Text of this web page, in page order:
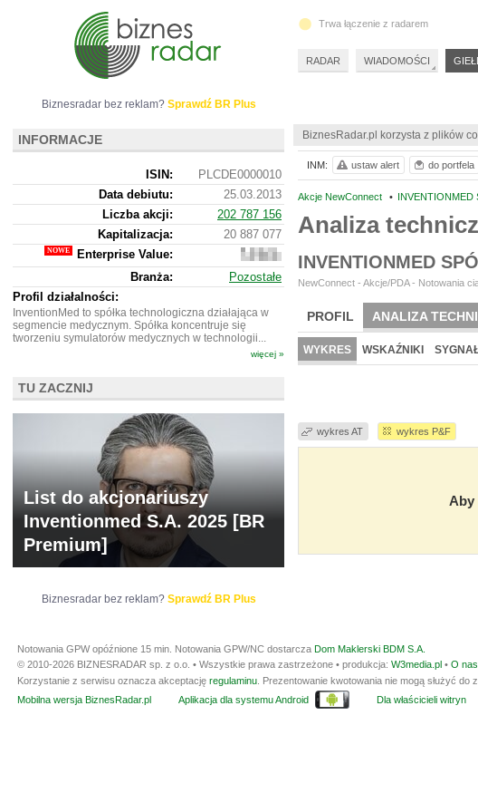
BiznesRadar.pl korzysta z plików
Akcje NewConnect • INVENTIONMED
Analiza
INVENTIONMED
NewConnect - Akcje/PDA - Notowania
PROFIL ANALIZA
WYKRES WSKAŹNIKI
wykres AT wykres P&F
Aby
INM: ustaw alert do portfela
Biznesradar bez reklam? Sprawdź BR Plus
INFORMACJE
ISIN:
PLCDE0000010
Data debiutu:
25.03.2013
Liczba akcji:
202 787 156
Kapitalizacja:
20 887 077
Enterprise Value:
20
840
077
Branża:
Pozostałe
Profil działalności:
InventionMed to spółka technologiczna działająca w
segmencie medycznym. Spółka koncentruje się
tworzeniu symulatorów medycznych w technologii...
więcej »
TU ZACZNIJ
List do akcjonariuszy
Inventionmed S.A. 2025 [BR
Premium]
Biznesradar bez reklam? Sprawdź BR Plus
Trwa łączenie z radarem
RADAR WIADOMOŚCI
Notowania GPW opóźnione 15 min. Notowania GPW/NC dostarcza Dom Maklerski BDM S.A.
© 2010-2026 BIZNESRADAR sp. z o.o. • Wszystkie prawa zastrzeżone • produkcja: W3media.pl • O nas
Korzystanie z serwisu oznacza akceptację regulaminu . Prezentowanie kwotowania nie mogą służyć
Mobilna wersja BiznesRadar.pl
Aplikacja dla systemu Android Dla właścicieli witryn